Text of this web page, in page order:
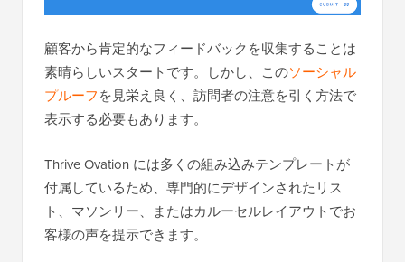
顧客から肯定的なフィードバックを収集することは
素晴らしいスタートです。しかし、このソーシャル
プルーフを見栄え良く、訪問者の注意を引く方法で
表示する必要もあります。
Thrive Ovation には多くの組み込みテンプレートが
付属しているため、専門的にデザインされたリス
ト、マソンリー、またはカルーセルレイアウトでお
客様の声を提示できます。